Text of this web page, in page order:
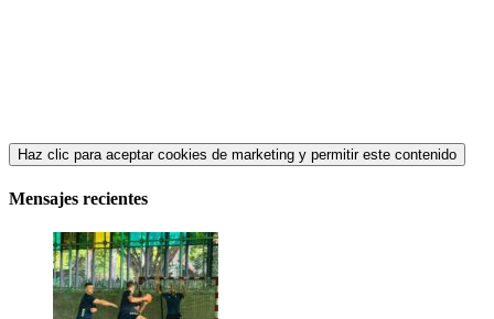
Haz clic para aceptar cookies de marketing y permitir este contenido
Mensajes recientes